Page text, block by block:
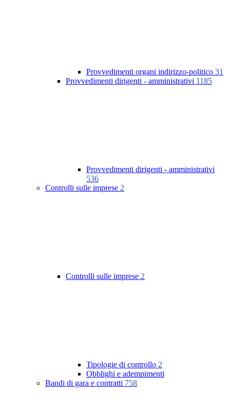
Provvedimenti organi indirizzo-politico 31
Provvedimenti dirigenti - amministrativi 1185
Provvedimenti dirigenti - amministrativi
536
Controlli sulle imprese 2
Controlli sulle imprese 2
Tipologie di controllo 2
Obblighi e adempimenti
Bandi di gara e contratti 758